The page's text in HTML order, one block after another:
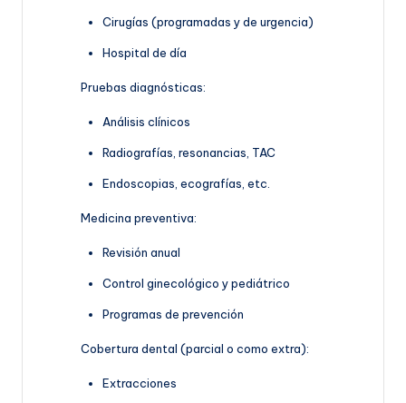
Cirugías (programadas y de urgencia)
Hospital de día
Pruebas diagnósticas:
Análisis clínicos
Radiografías, resonancias, TAC
Endoscopias, ecografías, etc.
Medicina preventiva:
Revisión anual
Control ginecológico y pediátrico
Programas de prevención
Cobertura dental (parcial o como extra):
Extracciones